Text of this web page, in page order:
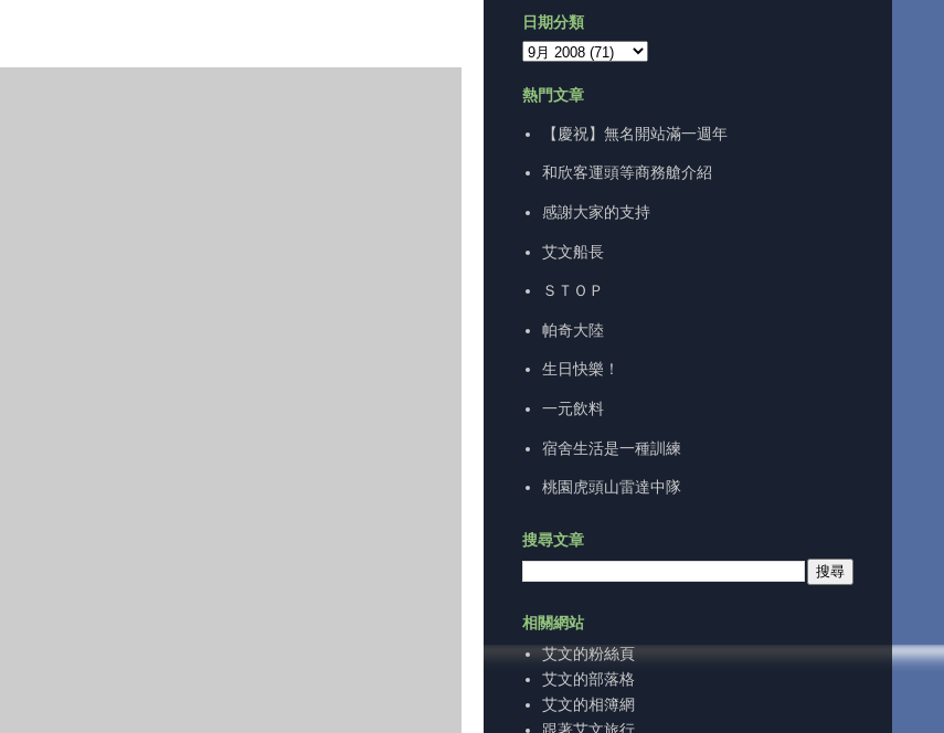
日期分類
熱門文章
【慶祝】無名開站滿一週年
和欣客運頭等商務艙介紹
感謝大家的支持
艾文船長
ＳＴＯＰ
帕奇大陸
生日快樂！
一元飲料
宿舍生活是一種訓練
桃園虎頭山雷達中隊
搜尋文章
相關網站
艾文的粉絲頁
艾文的部落格
艾文的相簿網